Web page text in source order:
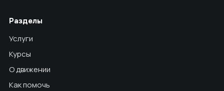
Разделы
Услуги
Курсы
О движении
Как помочь